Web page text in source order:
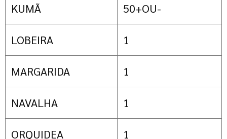
KUMÃ 50+OU-
LOBEIRA 1
MARGARIDA 1
NAVALHA 1
ORQUIDEA 1